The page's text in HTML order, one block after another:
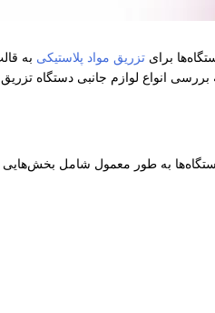
برای تزریق مواد پلاستیکی به
انواع لوازم جانبی دستگاه
به طور معمول شامل بخش‌هایی